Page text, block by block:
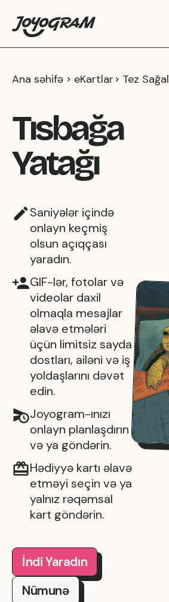
Ana səhifə eKartlar Tez Sağal
Tısbağa
Yatağı
Saniyələr içində
onlayn keçmiş
olsun açıqçası
yaradın.
GIF-lər, fotolar və
videolar daxil
olmaqla mesajlar
əlavə etmələri
üçün limitsiz sayda
dostları, ailəni və iş
yoldaşlarını dəvət
edin.
Joyogram-ınızı
onlayn planlaşdırın
və ya göndərin.
Hədiyyə kartı əlavə
etməyi seçin və ya
yalnız rəqəmsal
kart göndərin.
İndi Yaradın
Nümunə